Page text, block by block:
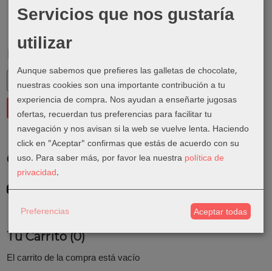
Costes de Envío
Consultar Destinos
Tu Carrito (0)
El carrito de la compra está vacío
Servicios que nos gustaría
utilizar
Aunque sabemos que prefieres las galletas de chocolate,
nuestras cookies son una importante contribución a tu
experiencia de compra. Nos ayudan a enseñarte jugosas
ofertas, recuerdan tus preferencias para facilitar tu
navegación y nos avisan si la web se vuelve lenta. Haciendo
click en "Aceptar" confirmas que estás de acuerdo con su
uso. Para saber más, por favor lea nuestra política de
privacidad.
Preferencias Aceptar todas